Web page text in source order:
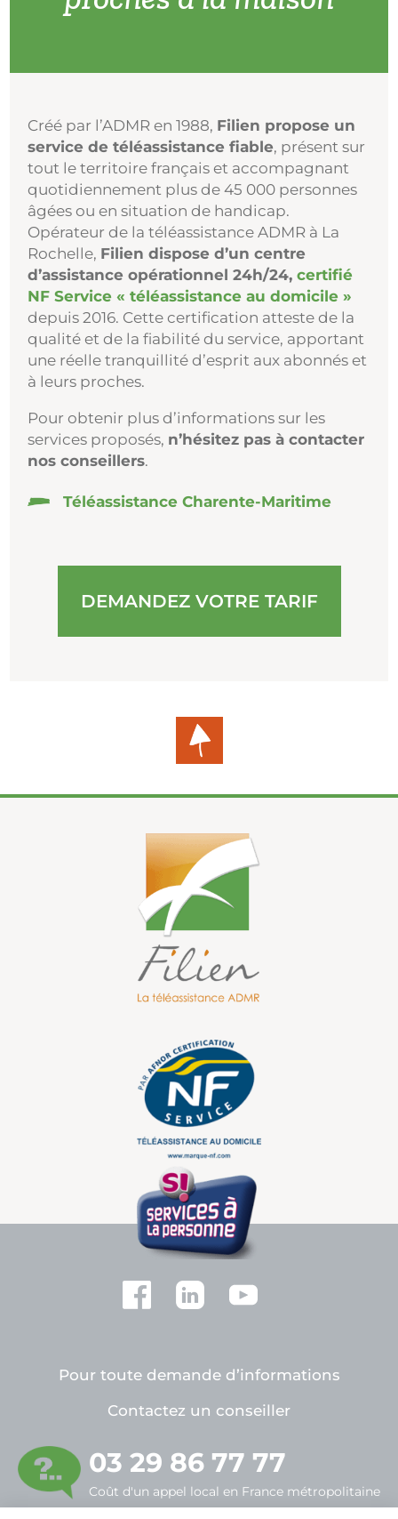
Créé par l’ADMR en 1988, Filien propose un
service de téléassistance fiable, présent sur
tout le territoire français et accompagnant
quotidiennement plus de 45 000 personnes
âgées ou en situation de handicap.
Opérateur de la téléassistance ADMR à La
Rochelle, Filien dispose d’un centre
d’assistance opérationnel 24h/24,certifié
NF Service « téléassistance au domicile »
depuis 2016. Cette certification atteste de la
qualité et de la fiabilité du service, apportant
une réelle tranquillité d’esprit aux abonnés et
à leurs proches.
Pour obtenir plus d’informations sur les
services proposés, n’hésitez pas àcontacter
nos conseillers.
Téléassistance Charente-Maritime
DEMANDEZ VOTRE TARIF
Pour toute demande d’informations
Contactez un conseiller
03 29 86 77 77
Coût d'un appel local en France métropolitaine